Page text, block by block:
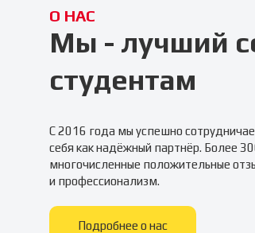
О НАС
Мы - лучший
студентам
С 2016 года мы успешно
себя как надёжный партнёр. Более
многочисленные положительные
и профессионализм.
Подробнее о нас